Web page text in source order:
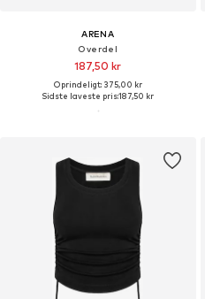
ARENA
Overdel
187,50 kr
Oprindeligt: 375,00 kr
Sidste laveste pris:187,50 kr